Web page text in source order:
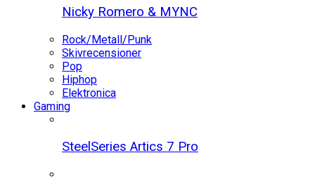
Nicky Romero & MYNC
Rock/Metall/Punk
Skivrecensioner
Pop
Hiphop
Elektronica
Gaming
SteelSeries Artics 7 Pro